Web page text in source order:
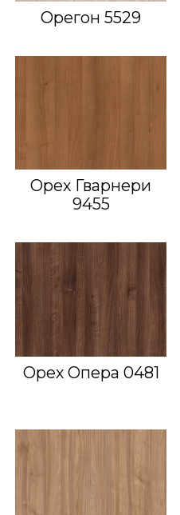
Орегон 5529
Орех Гварнери
9455
Орех Опера 0481